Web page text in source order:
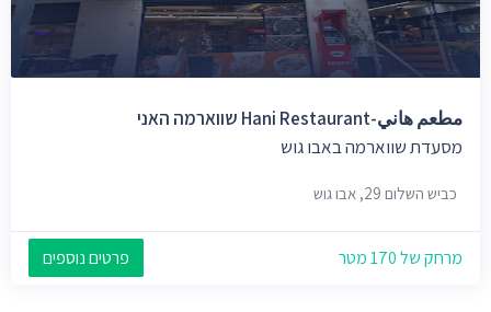
مطعم هاني-Hani Restaurant שווארמה האני
מסעדת שווארמה באבו גוש
כביש השלום 29, אבו גוש
מרחק של 170 מטר פרטים נוספים